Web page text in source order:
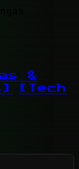
&
[Tech